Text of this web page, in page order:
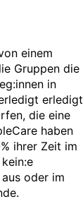
einem
Gruppen die
in
erledigt
die eine
haben
ihrer Zeit im
oder im